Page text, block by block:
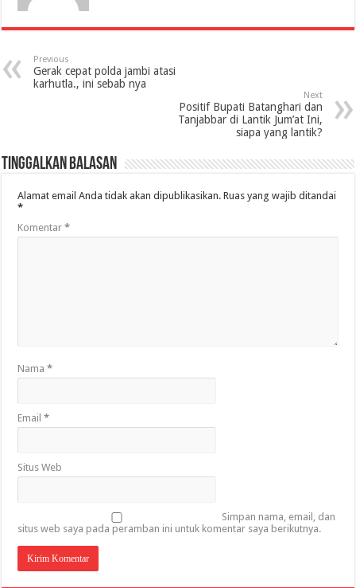
Previous
Gerak cepat polda jambi atasi
karhutla., ini sebab nya
Next
Positif Bupati Batanghari dan
Tanjabbar di Lantik Jum’at Ini,
siapa yang lantik?
Tinggalkan Balasan
Alamat email Anda tidak akan dipublikasikan. Ruas yang wajib ditandai
*
Komentar*
Nama*
Email*
Situs Web
Simpan nama, email, dan
situs web saya pada peramban ini untuk komentar saya berikutnya.